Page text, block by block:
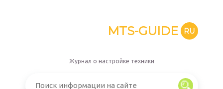
MTS-GUIDE RU
Журнал о настройке техники